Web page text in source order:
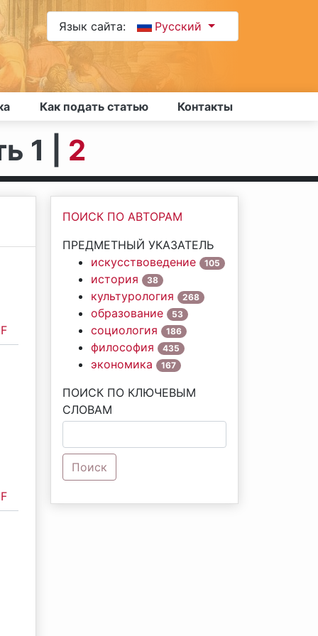
Язык сайта: Русский
Как подать статью Контакты
1 | 2
ПОИСК ПО АВТОРАМ
ПРЕДМЕТНЫЙ УКАЗАТЕЛЬ
искусствоведение
105
история 38
культурология 268
образование 53
социология 186
философия 435
экономика 167
ПОИСК ПО КЛЮЧЕВЫМ
СЛОВАМ
Поиск